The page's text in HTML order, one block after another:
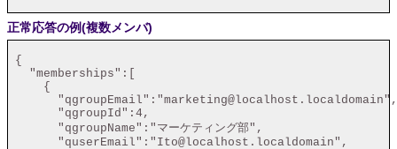
正常応答の例(複数メンバ)
{
   "memberships":[
     {
       "qgroupEmail":"marketing@localhost.localdomain",
       "qgroupId":4,
       "qgroupName":"マーケティング部",
       "quserEmail":"Ito@localhost.localdomain",